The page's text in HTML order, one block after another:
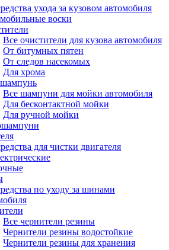
ухода за кузовом автомобиля
воски
Все очистители для кузова автомобиля
От битумных пятен
От следов насекомых
Для хрома
Все шампуни для мойки автомобиля
Для бесконтактной мойки
Для ручной мойки
для чистки двигателя
по уходу за шинами
Все чернители резины
Чернители резины водостойкие
Чернители резины для хранения